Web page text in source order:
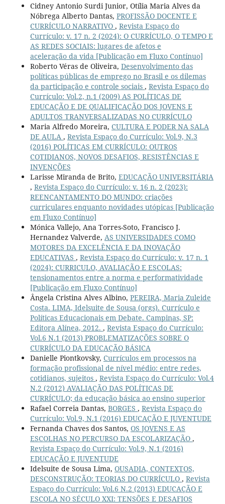
Cidney Antonio Surdi Junior, Otília Maria Alves da
Nóbrega Alberto Dantas, PROFISSÃO DOCENTE E
CURRÍCULO NARRATIVO , Revista Espaço do
Currículo: v. 17 n. 2 (2024): O CURRÍCULO, O TEMPO E
AS REDES SOCIAIS: lugares de afetos e
aceleração da vida [Publicação em Fluxo Contínuo]
Roberto Véras de Oliveira, Desenvolvimento das
políticas públicas de emprego no Brasil e os dilemas
da participação e controle sociais , Revista Espaço do
Currículo: Vol.2, n.1 (2009) AS POLÍTICAS DE
EDUCAÇÃO E DE QUALIFICAÇÃO DOS JOVENS E
ADULTOS TRANVERSALIZADAS NO CURRÍCULO
Maria Alfredo Moreira, CULTURA E PODER NA SALA
DE AULA , Revista Espaço do Currículo: Vol.9, N.3
(2016) POLÍTICAS EM CURRÍCULO: OUTROS
COTIDIANOS, NOVOS DESAFIOS, RESISTÊNCIAS E
INVENÇÕES
Larisse Miranda de Brito, EDUCAÇÃO UNIVERSITÁRIA
, Revista Espaço do Currículo: v. 16 n. 2 (2023):
REENCANTAMENTO DO MUNDO: criações
curriculares enquanto novidades utópicas [Publicação
em Fluxo Contínuo]
Mónica Vallejo, Ana Torres-Soto, Francisco J.
Hernandez Valverde, AS UNIVERSIDADES COMO
MOTORES DA EXCELÊNCIA E DA INOVAÇÃO
EDUCATIVAS , Revista Espaço do Currículo: v. 17 n. 1
(2024): CURRICULO, AVALIAÇÃO E ESCOLAS:
tensionamentos entre a norma e performatividade
[Publicação em Fluxo Contínuo]
Ângela Cristina Alves Albino, PEREIRA, Maria Zuleide
Costa. LIMA, Idelsuite de Sousa (orgs). Currículo e
Políticas Educacionais em Debate. Campinas, SP:
Editora Alínea, 2012. , Revista Espaço do Currículo:
Vol.6 N.1 (2013) PROBLEMATIZAÇÕES SOBRE O
CURRÍCULO DA EDUCAÇÃO BÁSICA
Danielle Piontkovsky, Currículos em processos na
formação profissional de nível médio: entre redes,
cotidianos, sujeitos , Revista Espaço do Currículo: Vol.4
N.2 (2012) AVALIAÇÃO DAS POLÍTICAS DE
CURRÍCULO; da educação básica ao ensino superior
Rafael Correia Dantas, BORGES , Revista Espaço do
Currículo: Vol.9, N.1 (2016) EDUCAÇÃO E JUVENTUDE
Fernanda Chaves dos Santos, OS JOVENS E AS
ESCOLHAS NO PERCURSO DA ESCOLARIZAÇÃO ,
Revista Espaço do Currículo: Vol.9, N.1 (2016)
EDUCAÇÃO E JUVENTUDE
Idelsuite de Sousa Lima, OUSADIA, CONTEXTOS,
DESCONSTRUÇÃO: TEORIAS DO CURRÍCULO , Revista
Espaço do Currículo: Vol.6 N.2 (2013) EDUCAÇÃO E
ESCOLA NO SÉCULO XXI: TENSÕES E DESAFIOS